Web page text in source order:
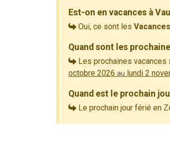
Est-on en vacances à
Oui, ce sont les
Quand sont les
Les prochaines
octobre 2026 au lundi 2
Quand est le prochain
Le prochain jour férié en